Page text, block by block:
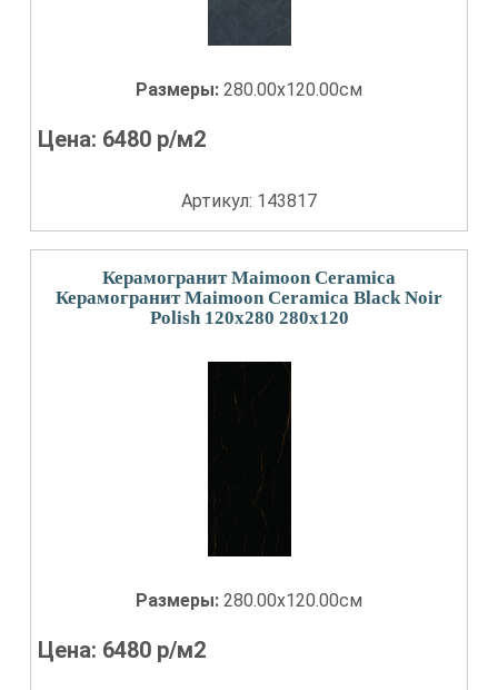
Размеры: 280.00x120.00см
Цена: 6480 р/м2
Артикул: 143817
Керамогранит Maimoon Ceramica
Керамогранит Maimoon Ceramica Black Noir
Polish 120x280 280x120
Размеры: 280.00x120.00см
Цена: 6480 р/м2